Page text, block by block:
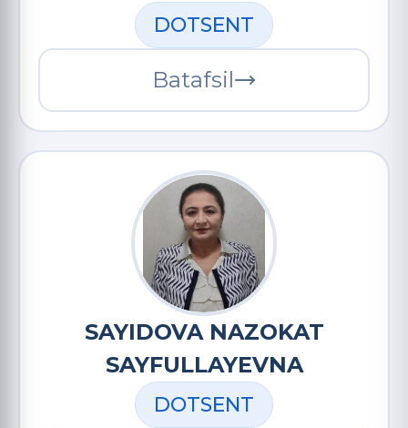
DOTSENT
Batafsil
SAYIDOVA NAZOKAT
SAYFULLAYEVNA
DOTSENT